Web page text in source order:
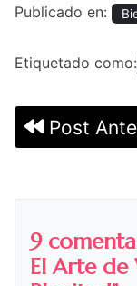
Publicado en:
Etiquetado como:
Navegación
de
Post
9
El Arte de